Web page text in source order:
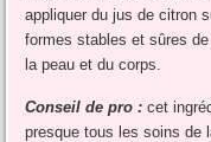
appliquer du jus de citron
formes stables et sûres
la peau et du corps.
Conseil de pro : cet
presque tous les soins de